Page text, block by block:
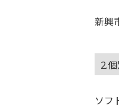
新興
2.
ソフ